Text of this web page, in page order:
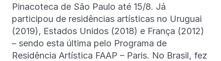
Pinacoteca de São Paulo até 15/8. Já
participou de residências artísticas no Uruguai
(2019), Estados Unidos (2018) e França (2012)
– sendo esta última pelo Programa de
Residência Artística FAAP – Paris. No Brasil, fez